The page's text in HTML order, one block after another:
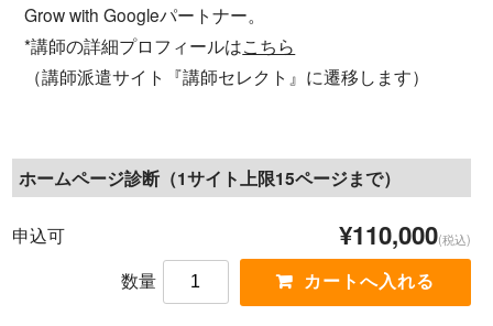
Grow with Googleパートナー。
*講師の詳細プロフィールはこちら
（講師派遣サイト『講師セレクト』に遷移します）
ホームページ診断（1サイト上限15ページまで）
申込可 ¥110,000(税込)
数量